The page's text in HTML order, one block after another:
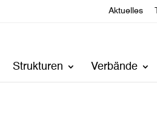
Aktuelles
Strukturen Verbände